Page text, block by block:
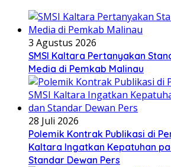
3 Agustus 2026
SMSI Kaltara Pertanyakan
Media di Pemkab Malinau
28 Juli 2026
Polemik Kontrak Publikasi di
Kaltara Ingatkan Kepatuhan
Standar Dewan Pers